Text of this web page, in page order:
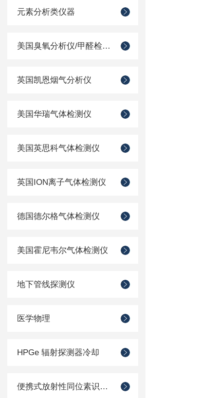
元素分析类仪器
美国臭氧分析仪/甲醛检测仪
英国凯恩烟气分析仪
美国华瑞气体检测仪
美国英思科气体检测仪
英国ION离子气体检测仪
德国德尔格气体检测仪
美国霍尼韦尔气体检测仪
地下管线探测仪
医学物理
HPGe 辐射探测器冷却
便携式放射性同位素识别装置 （RIID）